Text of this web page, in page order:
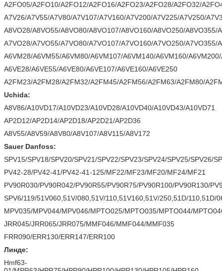
A2FO05/A2FO10/A2FO12/A2FO16/A2FO23/A2FO28/A2FO32/
A7V26/A7V55/A7V80/A7V107/A7V160/A7V200/A7V225/A7V250/
A8VO28/A8VO55/A8VO80/A8VO107/A8VO160/A8VO250/A8VO355/
A7VO28/A7VO55/A7VO80/A7VO107/A7VO160/A7VO250/A7VO355/
A6VM28/A6VM55/A6VM80/A6VM107/A6VM140/A6VM160/
A6VE28/A6VE55/A6VE80/A6VE107/A6VE160/A6VE250
A2FM23/A2FM28/A2FM32/A2FM45/A2FM56/A2FM63/A2FM80/
Uchida:
A8V86/A10VD17/A10VD23/A10VD28/A10VD40/A10VD43/A10VD71
AP2D12/AP2D14/AP2D18/AP2D21/AP2D36
A8V55/A8V59/A8V80/A8V107/A8V115/A8V172
Sauer Danfoss:
SPV15/SPV18/SPV20/SPV21/SPV22/SPV23/SPV24/SPV25/SPV26/
PV42-28/PV42-41/PV42-41-125/MF22/MF23/MF20/MF24/MF21
PV90R030/PV90R042/PV90R55/PV90R75/PV90R100/PV90R130/
SPV6/119/51V060,51V/080,51V/110,51V160,51V/250,51D/
MPV035/MPV044/MPV046/MPTO025/MPTO035/MPTO044/
JRR045/JRR065/JRR075/MMF046/MMF044/MMF035
FRR090/ERR130/ERR147/ERR100
Линде:
Hmf63-